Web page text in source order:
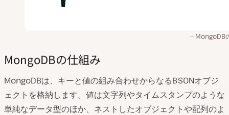
MongoDB
MongoDBの仕組み
MongoDBは、キーと値の組み合わせからなるBSONオブジ
ェクトを格納します。値は文字列やタイムスタンプのような
単純なデータ型のほか、ネストしたオブジェクトや配列のよ